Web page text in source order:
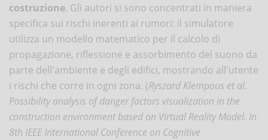
costruzione. Gli autori si sono concentrati in maniera
specifica sui rischi inerenti ai rumori: il simulatore
utilizza un modello matematico per il calcolo di
propagazione, riflessione e assorbimento del suono da
parte dell'ambiente e degli edifici, mostrando all'utente
i rischi che corre in ogni zona. (Ryszard Klempous et al.
Possibility analysis of danger factors visualization in the
construction environment based on Virtual Reality Model. In
8th IEEE International Conference on Cognitive